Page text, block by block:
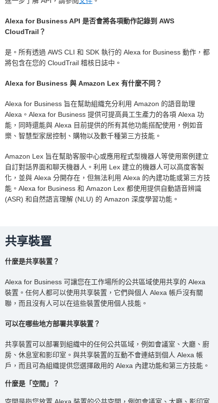
Alexa for Business API 是否會將各項動作記錄到 AWS
CloudTrail？
是。所有透過 AWS CLI 和 SDK 執行的 Alexa for Business 動作，都
將包含在您的 CloudTrail 稽核日誌中。
Alexa for Business 與 Amazon Lex 有什麼不同？
Alexa for Business 旨在幫助組織充分利用 Amazon 的語音助理
Alexa。Alexa for Business 提供可提高員工生產力的各項 Alexa 功
能，同時還能與 Alexa 目前提供的所有其他功能搭配使用，例如音
樂、智慧型家居控制、購物以及數千種第三方技能。
Amazon Lex 旨在幫助客服中心或應用程式型機器人等使用案例建立
自訂對話界面和聊天機器人。利用 Lex 建立的機器人可以高度客製
化，並與 Alexa 分開存在，但無法利用 Alexa 的內建功能或第三方技
能。Alexa for Business 和 Amazon Lex 都使用提供自動語音辨識
(ASR) 和自然語言理解 (NLU) 的 Amazon 深度學習功能。
共享裝置
什麼是共享裝置？
Alexa for Business 可讓您在工作場所的公共區域使用共享的 Alexa
裝置。任何人都可以使用共享裝置，它們與個人 Alexa 帳戶沒有關
聯，而且沒有人可以在這些裝置使用個人技能。
可以在哪些地方部署共享裝置？
共享裝置可以部署到組織中的任何公共區域，例如會議室、大廳、廚
房、休息室和影印室。與共享裝置的互動不會連結到個人 Alexa 帳
戶，而且可為組織提供您選擇啟用的 Alexa 內建功能和第三方技能。
什麼是「空間」？
空間是指您放置 Alexa 裝置的公共空間，例如會議室、大廳、影印室